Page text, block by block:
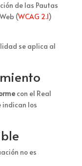
de las Pautas
(WCAG 2.1)
se aplica al
con el Real
indican los
no es